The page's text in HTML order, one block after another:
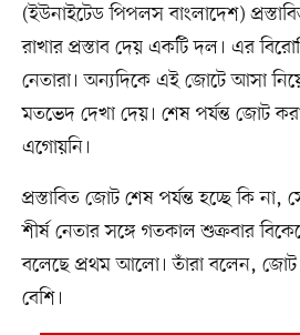
(ইউনাইটেড পিপলস বাংলাদেশ)
রাখার প্রস্তাব দেয় একটি দল। এর
নেতারা। অন্যদিকে এই জোটে আসা
মতভেদ দেখা দেয়। শেষ পর্যন্ত জোট
এগোয়নি।
প্রস্তাবিত জোট শেষ পর্যন্ত হচ্ছে কি
শীর্ষ নেতার সঙ্গে গতকাল শুক্রবার
বলেছে প্রথম আলো। তাঁরা বলেন, জোট
বেশি।